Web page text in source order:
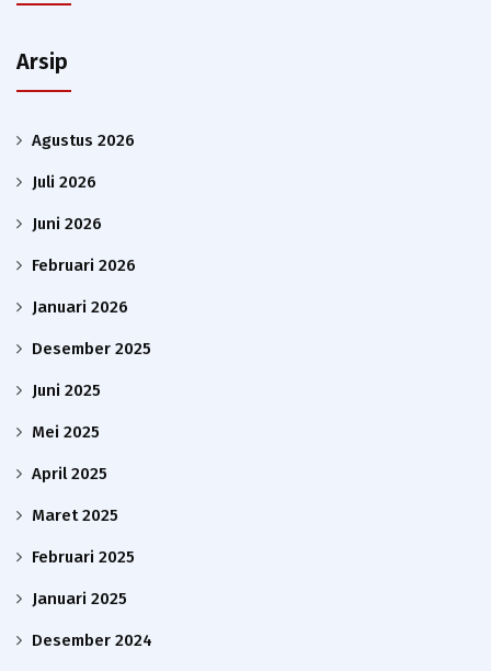
Arsip
Agustus 2026
Juli 2026
Juni 2026
Februari 2026
Januari 2026
Desember 2025
Juni 2025
Mei 2025
April 2025
Maret 2025
Februari 2025
Januari 2025
Desember 2024